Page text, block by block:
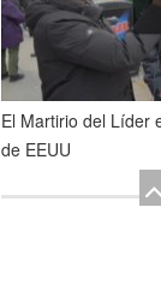
El Martirio del Líder
de EEUU